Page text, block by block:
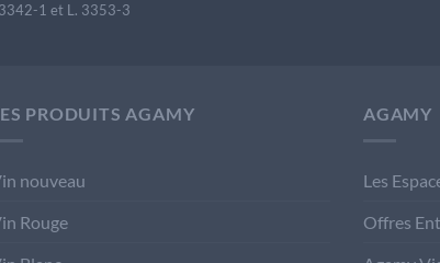
3342-1 et L. 3353-3
PRODUITS AGAMY
nouveau
Rouge
AGAMY
Les
Offres